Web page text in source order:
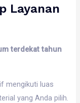
Layanan
terdekat tahun
mengikuti luas
yang Anda pilih.